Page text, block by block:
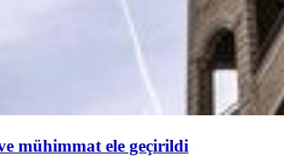
mühimmat ele geçirildi